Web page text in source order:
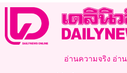
อ่านความจริง อ่า